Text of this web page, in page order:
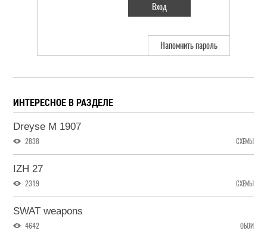
Напомнить пароль
ИНТЕРЕСНОЕ В РАЗДЕЛЕ
Dreyse M 1907
2838 СХЕМЫ
IZH 27
2319 СХЕМЫ
SWAT weapons
4642 ОБОИ